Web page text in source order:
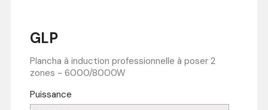
GLP
Plancha à induction professionnelle à poser 2
zones - 6000/8000W
Puissance